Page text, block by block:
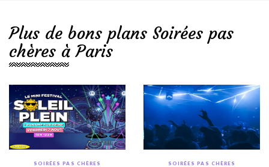
Plus de bons plans Soirées pas
chères à Paris
SOIRÉES PAS CHÈRES SOIRÉES PAS CHÈRES